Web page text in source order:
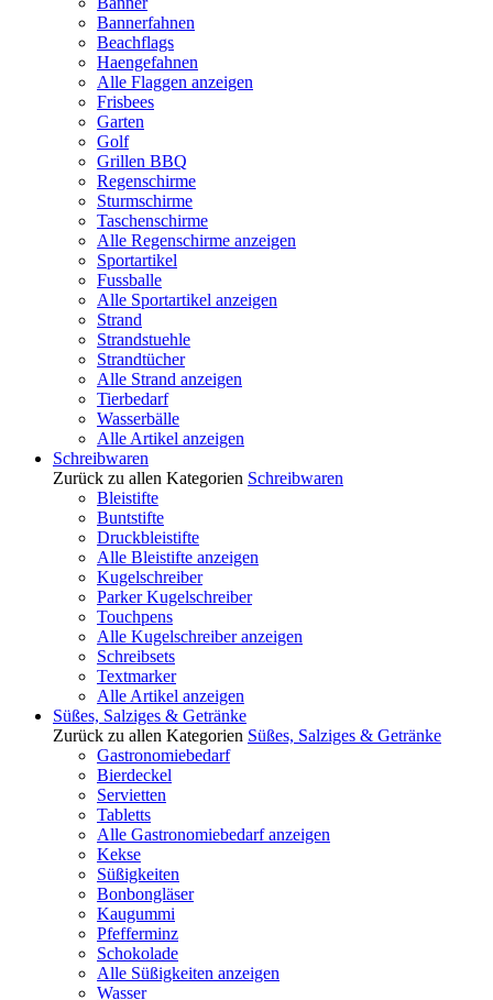
Bannerfahnen
Beachflags
Haengefahnen
Alle Flaggen anzeigen
Frisbees
Garten
Golf
Grillen BBQ
Regenschirme
Sturmschirme
Taschenschirme
Alle Regenschirme anzeigen
Sportartikel
Fussballe
Alle Sportartikel anzeigen
Strand
Strandstuehle
Strandtücher
Alle Strand anzeigen
Tierbedarf
Wasserbälle
Alle Artikel anzeigen
Schreibwaren
Zurück zu allen Kategorien Schreibwaren
Bleistifte
Buntstifte
Druckbleistifte
Alle Bleistifte anzeigen
Kugelschreiber
Parker Kugelschreiber
Touchpens
Alle Kugelschreiber anzeigen
Schreibsets
Textmarker
Alle Artikel anzeigen
Süßes, Salziges & Getränke
Zurück zu allen Kategorien Süßes, Salziges & Getränke
Gastronomiebedarf
Bierdeckel
Servietten
Tabletts
Alle Gastronomiebedarf anzeigen
Kekse
Süßigkeiten
Bonbongläser
Kaugummi
Pfefferminz
Schokolade
Alle Süßigkeiten anzeigen
Wasser